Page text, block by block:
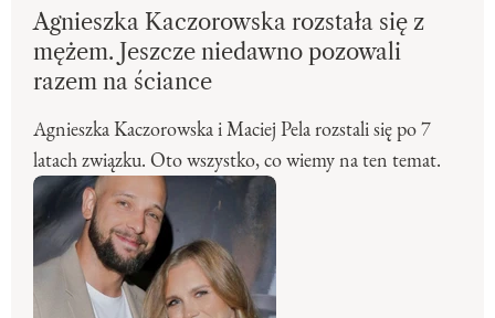
Agnieszka Kaczorowska rozstała się z
mężem. Jeszcze niedawno pozowali
razem na ściance
Agnieszka Kaczorowska i Maciej Pela rozstali się po 7
latach związku. Oto wszystko, co wiemy na ten temat.